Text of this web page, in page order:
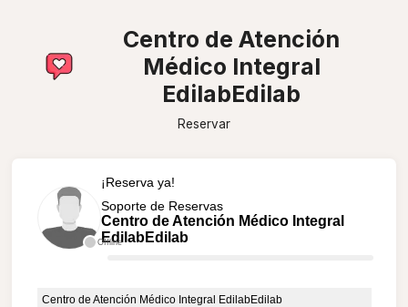
Centro de Atención
Médico Integral
EdilabEdilab
Reservar
Offline
¡Reserva ya!
Soporte de Reservas
Centro de Atención Médico Integral
EdilabEdilab
Centro de Atención Médico Integral EdilabEdilab